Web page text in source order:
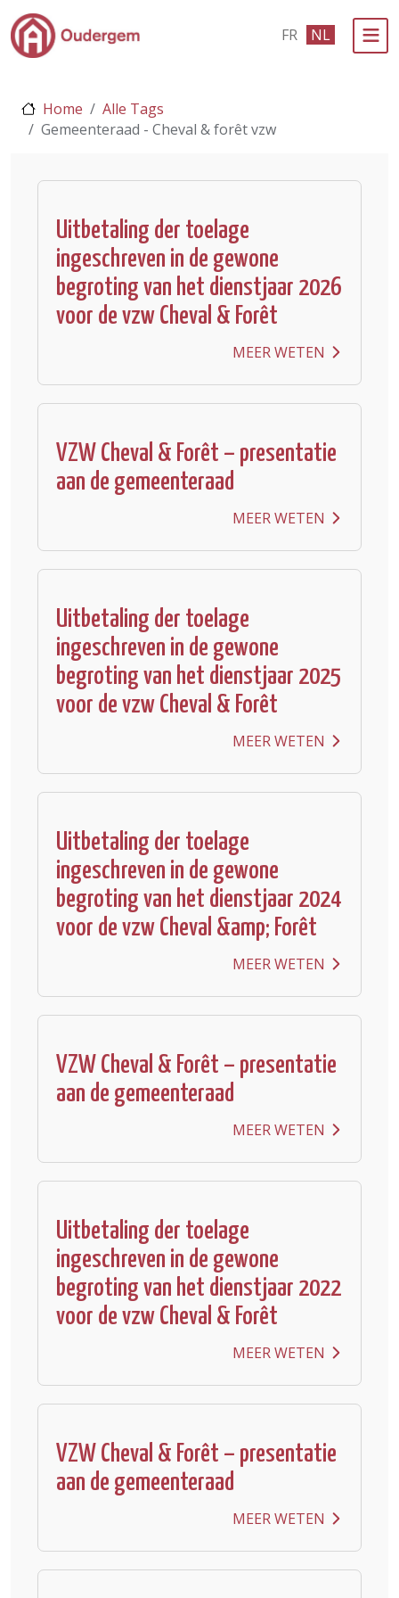
Ga naar de hoofdinhoud FR NL
Evenementen & Verenigingen
In 1 klik
Home
Alle Tags
Gemeenteraad - Cheval & forêt vzw
Uitbetaling der toelage
ingeschreven in de gewone
begroting van het dienstjaar 2026
voor de vzw Cheval & Forêt
MEER WETEN
VZW Cheval & Forêt – presentatie
aan de gemeenteraad
MEER WETEN
Uitbetaling der toelage
ingeschreven in de gewone
begroting van het dienstjaar 2025
voor de vzw Cheval & Forêt
MEER WETEN
Uitbetaling der toelage
ingeschreven in de gewone
begroting van het dienstjaar 2024
voor de vzw Cheval &amp; Forêt
MEER WETEN
VZW Cheval & Forêt – presentatie
aan de gemeenteraad
MEER WETEN
Uitbetaling der toelage
ingeschreven in de gewone
begroting van het dienstjaar 2022
voor de vzw Cheval & Forêt
MEER WETEN
VZW Cheval & Forêt – presentatie
aan de gemeenteraad
MEER WETEN